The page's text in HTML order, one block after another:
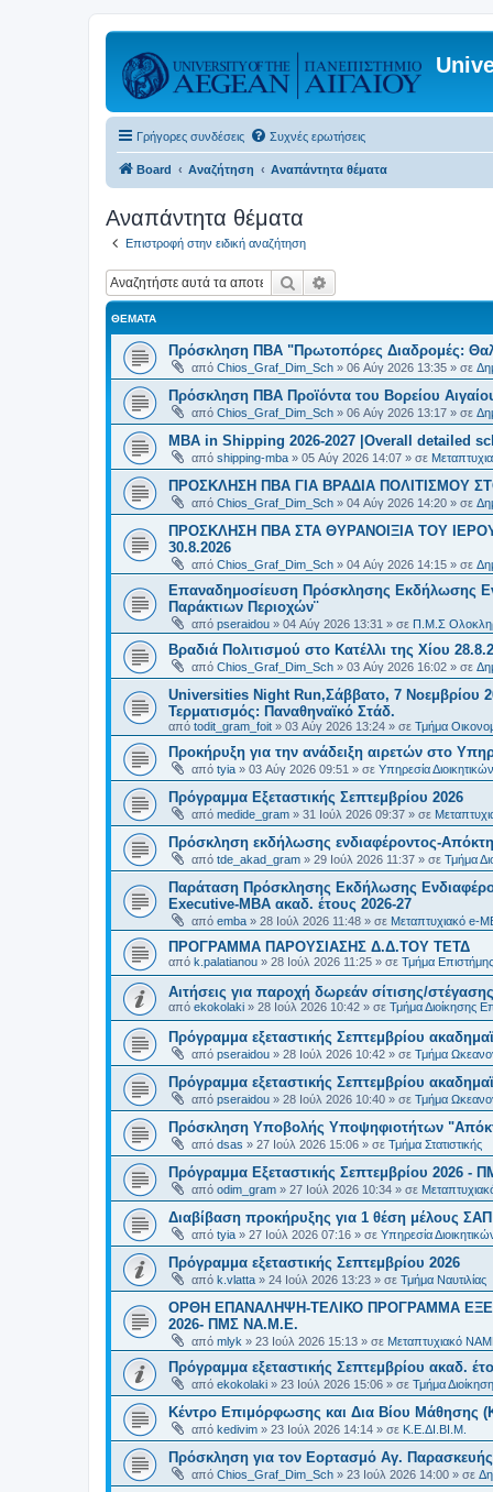
Γρήγορες συνδέσεις Συχνές ερωτήσεις
Board Αναζήτηση Αναπάντητα θέματα
Αναπάντητα θέματα
Επιστροφή στην ειδική αναζήτηση
Αναζήτηση
ΘΈΜΑΤΑ
Πρόσκληση ΠΒΑ "Πρωτοπόρες Διαδρομές:
από Chios_Graf_Dim_Sch » 06 Αύγ 2026 13:35 » σε
Πρόσκληση ΠΒΑ Προϊόντα του Βορείου
από Chios_Graf_Dim_Sch » 06 Αύγ 2026 13:17 » σε
MBA in Shipping 2026-2027 |Overall detailed
από shipping-mba » 05 Αύγ 2026 14:07 » σε
ΠΡΟΣΚΛΗΣΗ ΠΒΑ ΓΙΑ ΒΡΑΔΙΑ ΠΟΛΙΤΙΣΜΟΥ
από Chios_Graf_Dim_Sch » 04 Αύγ 2026 14:20 » σε
ΠΡΟΣΚΛΗΣΗ ΠΒΑ ΣΤΑ ΘΥΡΑΝΟΙΞΙΑ ΤΟΥ
30.8.2026
από Chios_Graf_Dim_Sch » 04 Αύγ 2026 14:15 » σε
Επαναδημοσίευση Πρόσκλησης Εκδήλωσης
Παράκτιων Περιοχών¨
από pseraidou » 04 Αύγ 2026 13:31 » σε Π.Μ.Σ
Βραδιά Πολιτισμού στο Κατέλλι της Χίου
από Chios_Graf_Dim_Sch » 03 Αύγ 2026 16:02 » σε
Universities Night Run,Σάββατο, 7 Νοεμβρίου
Τερματισμός: Παναθηναϊκό Στάδ.
από todit_gram_foit » 03 Αύγ 2026 13:24 » σε Τμήμα
Προκήρυξη για την ανάδειξη αιρετών στο
από tyia » 03 Αύγ 2026 09:51 » σε Υπηρεσία
Πρόγραμμα Εξεταστικής Σεπτεμβρίου 2026
από medide_gram » 31 Ιούλ 2026 09:37 » σε
Πρόσκληση εκδήλωσης ενδιαφέροντος-
από tde_akad_gram » 29 Ιούλ 2026 11:37 » σε Τμήμα
Παράταση Πρόσκλησης Εκδήλωσης
Executive-MBΑ ακαδ. έτους 2026-27
από emba » 28 Ιούλ 2026 11:48 » σε Μεταπτυχιακό e-
ΠΡΟΓΡΑΜΜΑ ΠΑΡΟΥΣΙΑΣΗΣ Δ.Δ.ΤΟΥ ΤΕΤΔ
από k.palatianou » 28 Ιούλ 2026 11:25 » σε Τμήμα
Αιτήσεις για παροχή δωρεάν σίτισης/
από ekokolaki » 28 Ιούλ 2026 10:42 » σε Τμήμα Διοίκησης
Πρόγραμμα εξεταστικής Σεπτεμβρίου
από pseraidou » 28 Ιούλ 2026 10:42 » σε Τμήμα
Πρόγραμμα εξεταστικής Σεπτεμβρίου
από pseraidou » 28 Ιούλ 2026 10:40 » σε Τμήμα
Πρόσκληση Υποβολής Υποψηφιοτήτων
από dsas » 27 Ιούλ 2026 15:06 » σε Τμήμα Στατιστικής
Πρόγραμμα Εξεταστικής Σεπτεμβρίου 2026 -
από odim_gram » 27 Ιούλ 2026 10:34 » σε
Διαβίβαση προκήρυξης για 1 θέση μέλους
από tyia » 27 Ιούλ 2026 07:16 » σε Υπηρεσία
Πρόγραμμα εξεταστικής Σεπτεμβρίου 2026
από k.vlatta » 24 Ιούλ 2026 13:23 » σε Τμήμα Ναυτιλίας
ΟΡΘΗ ΕΠΑΝΑΛΗΨΗ-ΤΕΛΙΚΟ ΠΡΟΓΡΑΜΜΑ
2026- ΠΜΣ ΝΑ.Μ.Ε.
από mlyk » 23 Ιούλ 2026 15:13 » σε Μεταπτυχιακό
Πρόγραμμα εξεταστικής Σεπτεμβρίου ακαδ.
από ekokolaki » 23 Ιούλ 2026 15:06 » σε Τμήμα
Κέντρο Επιμόρφωσης και Δια Βίου Μάθησης
από kedivim » 23 Ιούλ 2026 14:14 » σε Κ.Ε.ΔΙ.ΒΙ.Μ.
Πρόσκληση για τον Εορτασμό Αγ.
από Chios_Graf_Dim_Sch » 23 Ιούλ 2026 14:00 » σε